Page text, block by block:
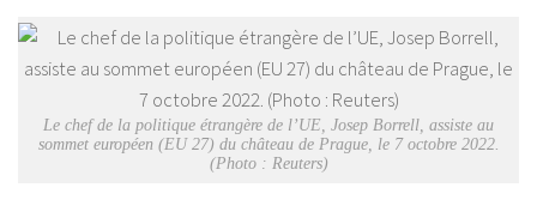
Le chef de la politique étrangère de l’UE, Josep Borrell, assiste au
sommet européen (EU 27) du château de Prague, le 7 octobre 2022.
(Photo : Reuters)